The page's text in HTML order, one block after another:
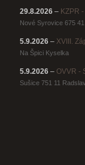
29.8.2026 – KZPR
Nové Syrovice 675
5.9.2026 – XVIII.
Na Špici Kyselka
5.9.2026 – OVVR -
Sušice 751 11